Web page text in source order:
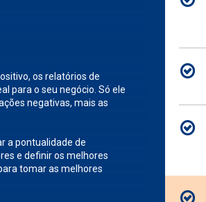
os relatórios de
para o seu negócio. Só ele
negativas, mais as
a pontualidade de
e definir os melhores
tomar as melhores